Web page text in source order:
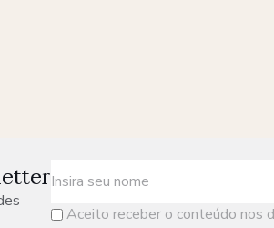
Aceito receber o conteúdo nos